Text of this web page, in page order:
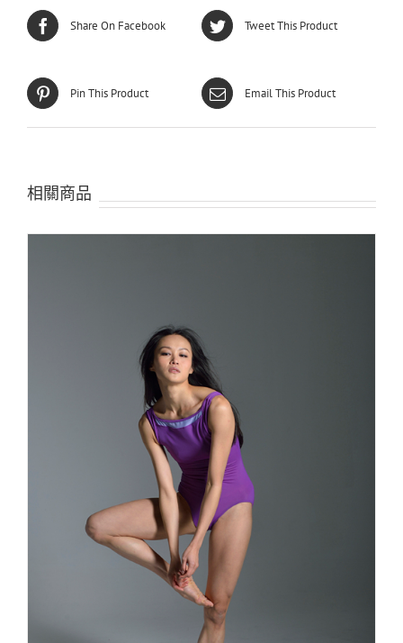
Share On Facebook Tweet This Product
Pin This Product Email This Product
相關商品